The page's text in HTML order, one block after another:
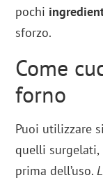
pochi
sforzo.
Come
forno
Puoi utilizzare
quelli surgelati,
prima dell’uso.